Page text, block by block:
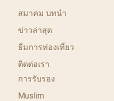
สมาคม บทนำ
ข่าวล่าสุด
ธีมการท่องเที่ยว
ติดต่อเรา
การรับรอง
Muslim